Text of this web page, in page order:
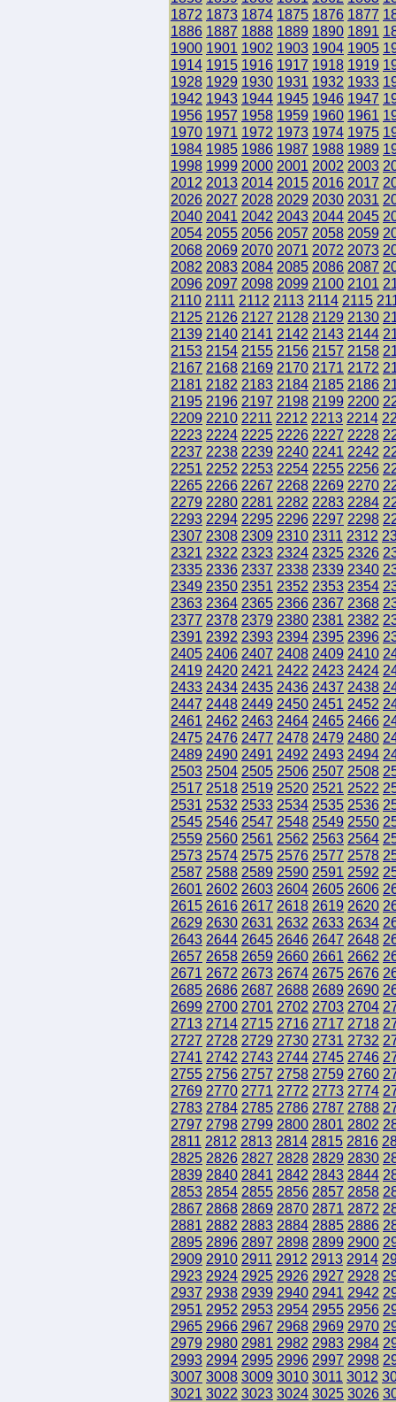
1872 1873 1874 1875 1876 1877
1886 1887 1888 1889 1890 1891
1900 1901 1902 1903 1904 1905
1914 1915 1916 1917 1918 1919
1928 1929 1930 1931 1932 1933
1942 1943 1944 1945 1946 1947
1956 1957 1958 1959 1960 1961
1970 1971 1972 1973 1974 1975
1984 1985 1986 1987 1988 1989
1998 1999 2000 2001 2002 2003
2012 2013 2014 2015 2016 2017
2026 2027 2028 2029 2030 2031
2040 2041 2042 2043 2044 2045
2054 2055 2056 2057 2058 2059
2068 2069 2070 2071 2072 2073
2082 2083 2084 2085 2086 2087
2096 2097 2098 2099 2100 2101
2110 2111 2112 2113 2114 2115
2125 2126 2127 2128 2129 2130
2139 2140 2141 2142 2143 2144
2153 2154 2155 2156 2157 2158
2167 2168 2169 2170 2171 2172
2181 2182 2183 2184 2185 2186
2195 2196 2197 2198 2199 2200
2209 2210 2211 2212 2213 2214
2223 2224 2225 2226 2227 2228
2237 2238 2239 2240 2241 2242
2251 2252 2253 2254 2255 2256
2265 2266 2267 2268 2269 2270
2279 2280 2281 2282 2283 2284
2293 2294 2295 2296 2297 2298
2307 2308 2309 2310 2311 2312
2321 2322 2323 2324 2325 2326
2335 2336 2337 2338 2339 2340
2349 2350 2351 2352 2353 2354
2363 2364 2365 2366 2367 2368
2377 2378 2379 2380 2381 2382
2391 2392 2393 2394 2395 2396
2405 2406 2407 2408 2409 2410
2419 2420 2421 2422 2423 2424
2433 2434 2435 2436 2437 2438
2447 2448 2449 2450 2451 2452
2461 2462 2463 2464 2465 2466
2475 2476 2477 2478 2479 2480
2489 2490 2491 2492 2493 2494
2503 2504 2505 2506 2507 2508
2517 2518 2519 2520 2521 2522
2531 2532 2533 2534 2535 2536
2545 2546 2547 2548 2549 2550
2559 2560 2561 2562 2563 2564
2573 2574 2575 2576 2577 2578
2587 2588 2589 2590 2591 2592
2601 2602 2603 2604 2605 2606
2615 2616 2617 2618 2619 2620
2629 2630 2631 2632 2633 2634
2643 2644 2645 2646 2647 2648
2657 2658 2659 2660 2661 2662
2671 2672 2673 2674 2675 2676
2685 2686 2687 2688 2689 2690
2699 2700 2701 2702 2703 2704
2713 2714 2715 2716 2717 2718
2727 2728 2729 2730 2731 2732
2741 2742 2743 2744 2745 2746
2755 2756 2757 2758 2759 2760
2769 2770 2771 2772 2773 2774
2783 2784 2785 2786 2787 2788
2797 2798 2799 2800 2801 2802
2811 2812 2813 2814 2815 2816
2825 2826 2827 2828 2829 2830
2839 2840 2841 2842 2843 2844
2853 2854 2855 2856 2857 2858
2867 2868 2869 2870 2871 2872
2881 2882 2883 2884 2885 2886
2895 2896 2897 2898 2899 2900
2909 2910 2911 2912 2913 2914
2923 2924 2925 2926 2927 2928
2937 2938 2939 2940 2941 2942
2951 2952 2953 2954 2955 2956
2965 2966 2967 2968 2969 2970
2979 2980 2981 2982 2983 2984
2993 2994 2995 2996 2997 2998
3007 3008 3009 3010 3011 3012
3021 3022 3023 3024 3025 3026